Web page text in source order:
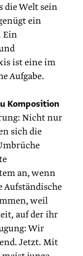
die Welt sein
ein
Ein
ist eine im
Aufgabe.
Komposition
Nicht nur
sich die
an, wenn
Aufständische
weil
auf der ihr
Wir
Jetzt. Mit